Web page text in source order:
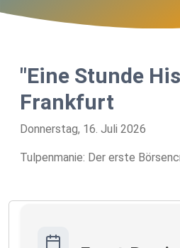
"Eine Stunde
Frankfurt
Donnerstag, 16. Juli 2026
Tulpenmanie: Der erste